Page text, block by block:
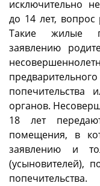
исключительно
до 14 лет,
Такие жилые
заявлению
попечительства
органов.
18 лет
помещения, в
заявлению и
(усыновителей),
попечительства.